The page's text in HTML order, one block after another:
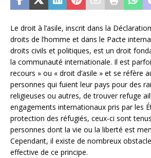
Le droit à l’asile, inscrit dans la
droits de l’homme et dans le Pacte
droits civils et politiques, est un droit
la communauté internationale. Il est
recours » ou « droit d’asile » et se réfère
personnes qui fuient leur pays pour des
religieuses ou autres, de trouver refuge
engagements internationaux pris par les
protection des réfugiés, ceux-ci sont
personnes dont la vie ou la liberté est
Cependant, il existe de nombreux
effective de ce principe.